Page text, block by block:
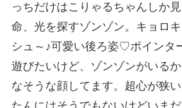
っちだけはこりゃるちゃんしか
命、光を探すゾンゾン。キョロ
シュ～♪可愛い後ろ姿♡ポインタ
遊びたいけど、ゾンゾンがいる
なそうな顔してます。超心が狭